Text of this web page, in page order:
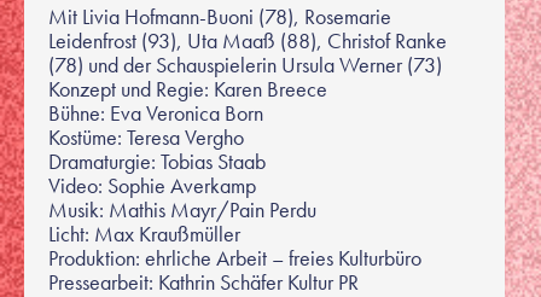
Mit Livia Hofmann-Buoni (78), Rosemarie
Leidenfrost (93), Uta Maaß (88), Christof Ranke
(78) und der Schauspielerin Ursula Werner (73)
Konzept und Regie: Karen Breece
Bühne: Eva Veronica Born
Kostüme: Teresa Vergho
Dramaturgie: Tobias Staab
Video: Sophie Averkamp
Musik: Mathis Mayr/Pain Perdu
Licht: Max Kraußmüller
Produktion: ehrliche Arbeit – freies Kulturbüro
Pressearbeit: Kathrin Schäfer Kultur PR